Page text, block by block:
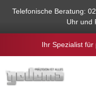
springen
Telefonische Beratung:
Uhr und
Ihr Spezialist